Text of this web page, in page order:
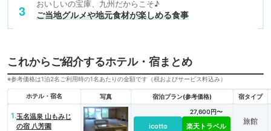
おいしいの宝庫、九州だからこそ♪
ご当地グルメや地元食材が楽しめる食事
これからご紹介するホテル・宿まとめ
※参考価格は1泊2名ご利用時の1名あたりの金額です（税およびサービス料込み）
ホテル・宿名 写真 宿泊プラン(参考価格) 宿タイプ
1.玉名温泉 山もみじ
の宿 八芳園
icotto
27,600円〜
楽天トラベル
旅館